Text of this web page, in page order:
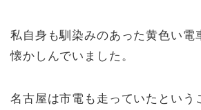
私自身も馴染みのあった黄色い電
懐かしんでいました。
名古屋は市電も走っていたという